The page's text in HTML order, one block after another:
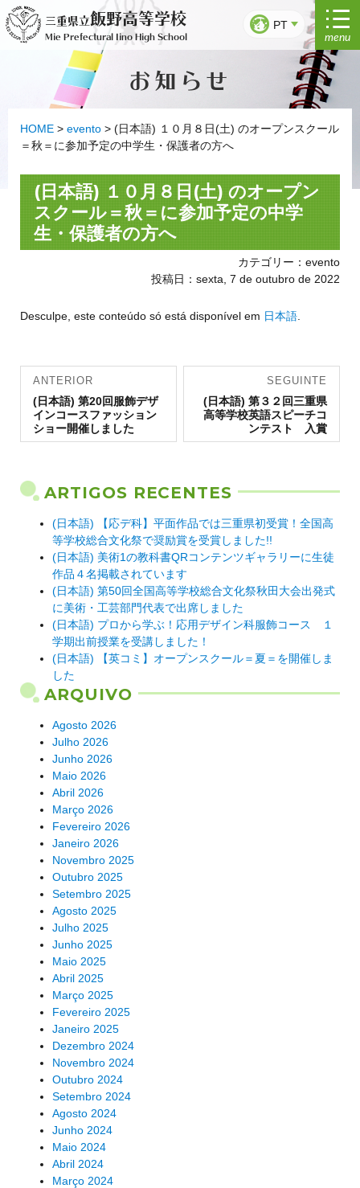
Saltar
para
三重県立飯野高等学校
Mie Prefectural Iino High School
PT
menu
お知らせ
HOME > evento > (日本語) １０月８日(土) のオープンスクール
＝秋＝に参加予定の中学生・保護者の方へ
(日本語) １０月８日(土) のオープン
スクール＝秋＝に参加予定の中学
生・保護者の方へ
カテゴリー：evento
投稿日：sexta, 7 de outubro de 2022
Desculpe, este conteúdo só está disponível em 日本語
Navegação
de artigos
ANTERIOR
Artigo
anterior:
(日本語) 第20回服飾デザ
インコースファッション
ショー開催しました
SEGUINTE
Artigo
seguinte:
(日本語) 第３２回三重県
高等学校英語スピーチコ
ンテスト 入賞
ARTIGOS RECENTES
(日本語) 【応デ科】平面作品では三重県初受賞！全国高
等学校総合文化祭で奨励賞を受賞しました!!
(日本語) 美術1の教科書QRコンテンツギャラリーに生徒
作品４名掲載されています
(日本語) 第50回全国高等学校総合文化祭秋田大会出発式
に美術・工芸部門代表で出席しました
(日本語) プロから学ぶ！応用デザイン科服飾コース １
学期出前授業を受講しました！
(日本語) 【英コミ】オープンスクール＝夏＝を開催しま
した
ARQUIVO
Agosto 2026
Julho 2026
Junho 2026
Maio 2026
Abril 2026
Março 2026
Fevereiro 2026
Janeiro 2026
Novembro 2025
Outubro 2025
Setembro 2025
Agosto 2025
Julho 2025
Junho 2025
Maio 2025
Abril 2025
Março 2025
Fevereiro 2025
Janeiro 2025
Dezembro 2024
Novembro 2024
Outubro 2024
Setembro 2024
Agosto 2024
Junho 2024
Maio 2024
Abril 2024
Março 2024